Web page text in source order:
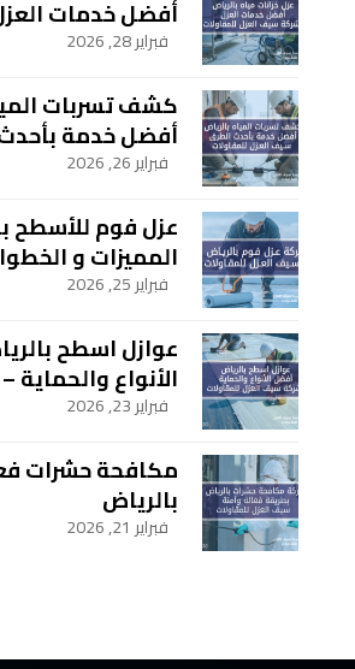
أفضل خدمات
سيف العزل
فبراير 28, 2026
كشف تسربات
أفضل خدمة
سيف العزل
فبراير 26, 2026
عزل فوم للأسطح
المميزات و
فبراير 25, 2026
عوازل اسطح
الأنواع
العزل للمقاولات
فبراير 23, 2026
مكافحة حشرات
بالرياض
فبراير 21, 2026